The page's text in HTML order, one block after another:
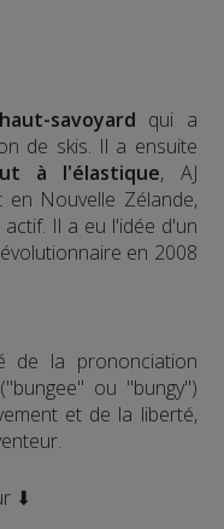
haut-savoyard qui a
de skis. Il a ensuite
à l'élastique, AJ
Nouvelle Zélande,
Il a eu l'idée d'un
en 2008
de la prononciation
("bungee" ou "bungy")
et de la liberté,
⬇